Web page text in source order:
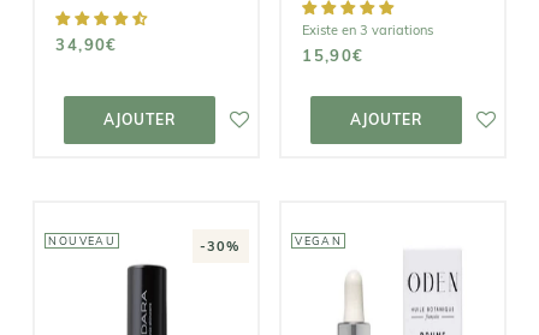
34,90€
AJOUTER
AJOUTER AU
PANIER
Existe en 3 variations
15,90€
AJOUTER
AJOUTER AU
PANIER
NOUVEAU -30% VEGAN